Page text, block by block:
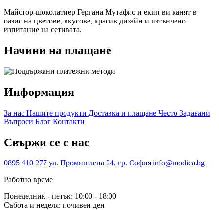
Майстор-шоколатиер Гергана Мутафис и екип ви канят в
оазис на цветове, вкусове, красив дизайн и изтънчено
изпитание на сетивата.
Начини на плащане
Информация
За нас Нашите продукти Доставка и плащане Често Задавани
Въпроси Блог Контакти
Свържи се с нас
0895 410 277 ул. Промишлена 24, гр. София info@modica.bg
Работно време
Понеделник - петък: 10:00 - 18:00
Събота и неделя: почивен ден